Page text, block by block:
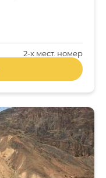
2-x мест. номер